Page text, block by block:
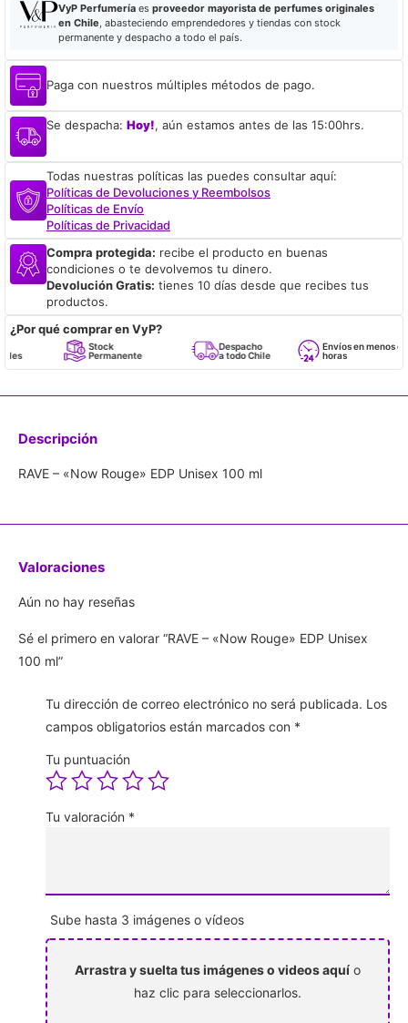
VyP Perfumeríaes proveedor mayorista de perfumes originales
en Chile, abasteciendo emprendedores y tiendas con stock
permanente y despacho a todo el país.
Paga con nuestros múltiples métodos de pago.
Se despacha: Hoy!, aún estamos antes de las 15:00hrs.
Todas nuestras políticas las puedes consultar aquí:
Políticas de Devoluciones y Reembolsos
Políticas de Envío
Políticas de Privacidad
Compra protegida: recibe el producto en buenas
condiciones o te devolvemos tu dinero.
Devolución Gratis: tienes 10 días desde que recibes tus
productos.
¿Por qué comprar en VyP?
Stock
Permanente
Despacho
a todo Chile
Envíos en menos de 24
horas
Descripción
RAVE – «Now Rouge» EDP Unisex 100 ml
Valoraciones
Aún no hay reseñas
Sé el primero en valorar “RAVE – «Now Rouge» EDP Unisex
100 ml”
Tu dirección de correo electrónico no será publicada. Los
campos obligatorios están marcados con *
Tu puntuación
Tu valoración *
Sube hasta 3 imágenes o vídeos
Arrastra y suelta tus imágenes o videos aquí o
haz clic para seleccionarlos.